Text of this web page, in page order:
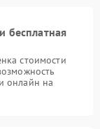
бесплатная
стоимости
онлайн на